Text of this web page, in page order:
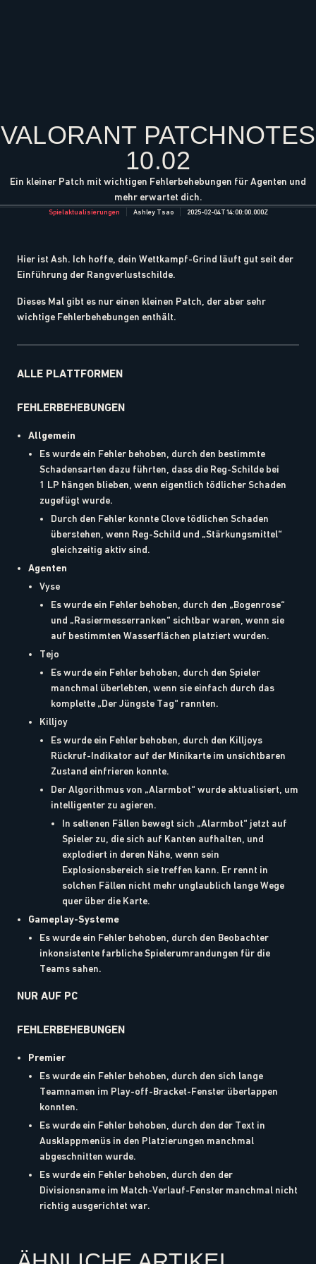
VALORANT PATCHNOTES
10.02
Ein kleiner Patch mit wichtigen Fehlerbehebungen für Agenten und
mehr erwartet dich.
Spielaktualisierungen Ashley Tsao 2025-02-04T14:00:00.000Z
Hier ist Ash. Ich hoffe, dein Wettkampf-Grind läuft gut seit der
Einführung der Rangverlustschilde.
Dieses Mal gibt es nur einen kleinen Patch, der aber sehr
wichtige Fehlerbehebungen enthält.
ALLE PLATTFORMEN
FEHLERBEHEBUNGEN
Allgemein
Es wurde ein Fehler behoben, durch den bestimmte
Schadensarten dazu führten, dass die Reg-Schilde bei
1 LP hängen blieben, wenn eigentlich tödlicher Schaden
zugefügt wurde.
Durch den Fehler konnte Clove tödlichen Schaden
überstehen, wenn Reg-Schild und „Stärkungsmittel“
gleichzeitig aktiv sind.
Agenten
Vyse
Es wurde ein Fehler behoben, durch den „Bogenrose“
und „Rasiermesserranken“ sichtbar waren, wenn sie
auf bestimmten Wasserflächen platziert wurden.
Tejo
Es wurde ein Fehler behoben, durch den Spieler
manchmal überlebten, wenn sie einfach durch das
komplette „Der Jüngste Tag“ rannten.
Killjoy
Es wurde ein Fehler behoben, durch den Killjoys
Rückruf-Indikator auf der Minikarte im unsichtbaren
Zustand einfrieren konnte.
Der Algorithmus von „Alarmbot“ wurde aktualisiert, um
intelligenter zu agieren.
In seltenen Fällen bewegt sich „Alarmbot“ jetzt auf
Spieler zu, die sich auf Kanten aufhalten, und
explodiert in deren Nähe, wenn sein
Explosionsbereich sie treffen kann. Er rennt in
solchen Fällen nicht mehr unglaublich lange Wege
quer über die Karte.
Gameplay-Systeme
Es wurde ein Fehler behoben, durch den Beobachter
inkonsistente farbliche Spielerumrandungen für die
Teams sahen.
NUR AUF PC
FEHLERBEHEBUNGEN
Premier
Es wurde ein Fehler behoben, durch den sich lange
Teamnamen im Play-off-Bracket-Fenster überlappen
konnten.
Es wurde ein Fehler behoben, durch den der Text in
Ausklappmenüs in den Platzierungen manchmal
abgeschnitten wurde.
Es wurde ein Fehler behoben, durch den der
Divisionsname im Match-Verlauf-Fenster manchmal nicht
richtig ausgerichtet war.